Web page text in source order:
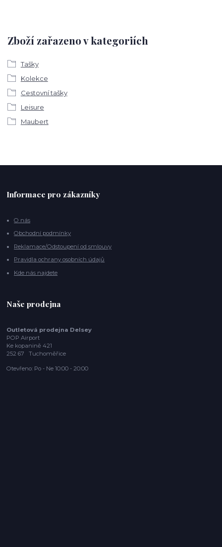
Zboží zařazeno v kategoriích
Tašky
Kolekce
Cestovní tašky
Leisure
Maubert
Informace pro zákazníky
O nás
Obchodní podmínky
Reklamace/Odstoupení od smlouvy
Pravidla ochrany osobních údajů
Kde nás najdete
Naše prodejna
Outletová prodejna Delsey
POP Airport
Ke kopanině 421
252 67 Tuchoměřice
Otevřeno: Po - Ne 10:00 - 20:00